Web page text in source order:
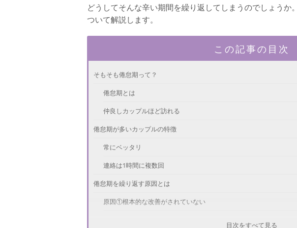
どうしてそんな辛い期間を繰り返してしまうのでしょうか
ついて解説します。
この記事の目次
そもそも倦怠期って？
倦怠期とは
仲良しカップルほど訪れる
倦怠期が多いカップルの特徴
常にベッタリ
連絡は1時間に複数回
倦怠期を繰り返す原因とは
原因①根本的な改善がされていない
目次をすべて見る